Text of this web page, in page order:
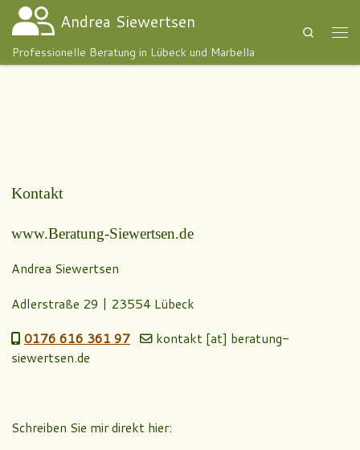
Zum Inhalt springen
Andrea Siewertsen
Professionelle Beratung in Lübeck und Marbella
Search
Kontakt
www.Beratung-Siewertsen.de
Andrea Siewertsen
Adlerstraße 29 | 23554 Lübeck
0176 616 361 97
kontakt [at] beratung-
siewertsen.de
Schreiben Sie mir direkt hier: